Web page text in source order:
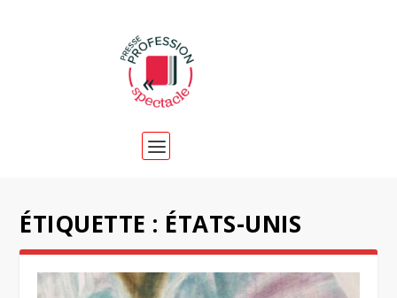
ÉTIQUETTE : ÉTATS-UNIS